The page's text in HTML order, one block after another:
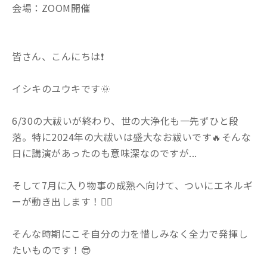
会場：ZOOM開催
皆さん、こんにちは❗️
イシキのユウキです🌞
6/30の大祓いが終わり、世の大浄化も一先ずひと段
落。特に2024年の大祓いは盛大なお祓いです🔥そんな
日に講演があったのも意味深なのですが...
そして7月に入り物事の成熟へ向けて、ついにエネルギ
ーが動き出します！❤️‍🔥
そんな時期にこそ自分の力を惜しみなく全力で発揮し
たいものです！😎